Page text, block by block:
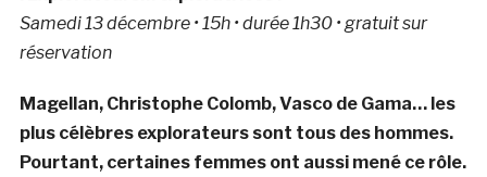
Samedi 13 décembre • 15h • durée 1h30 • gratuit sur
réservation
Magellan, Christophe Colomb, Vasco de Gama… les
plus célèbres explorateurs sont tous des hommes.
Pourtant, certaines femmes ont aussi mené ce rôle.